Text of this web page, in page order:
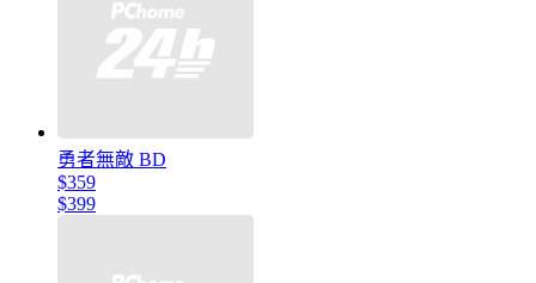
勇者無敵 BD
$359
$399